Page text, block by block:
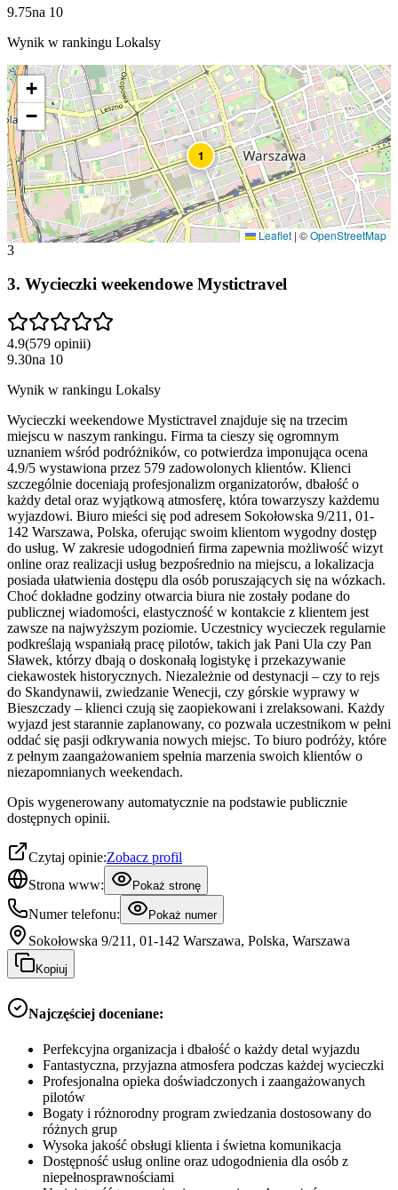
9.75na 10
Wynik w rankingu Lokalsy
1
+
−
Leaflet | ©OpenStreetMap
3
3. Wycieczki weekendowe Mystictravel
4.9(579 opinii)
9.30na 10
Wynik w rankingu Lokalsy
Wycieczki weekendowe Mystictravel znajduje się na trzecim
miejscu w naszym rankingu. Firma ta cieszy się ogromnym
uznaniem wśród podróżników, co potwierdza imponująca ocena
4.9/5 wystawiona przez 579 zadowolonych klientów. Klienci
szczególnie doceniają profesjonalizm organizatorów, dbałość o
każdy detal oraz wyjątkową atmosferę, która towarzyszy każdemu
wyjazdowi. Biuro mieści się pod adresem Sokołowska 9/211, 01-
142 Warszawa, Polska, oferując swoim klientom wygodny dostęp
do usług. W zakresie udogodnień firma zapewnia możliwość wizyt
online oraz realizacji usług bezpośrednio na miejscu, a lokalizacja
posiada ułatwienia dostępu dla osób poruszających się na wózkach.
Choć dokładne godziny otwarcia biura nie zostały podane do
publicznej wiadomości, elastyczność w kontakcie z klientem jest
zawsze na najwyższym poziomie. Uczestnicy wycieczek regularnie
podkreślają wspaniałą pracę pilotów, takich jak Pani Ula czy Pan
Sławek, którzy dbają o doskonałą logistykę i przekazywanie
ciekawostek historycznych. Niezależnie od destynacji – czy to rejs
do Skandynawii, zwiedzanie Wenecji, czy górskie wyprawy w
Bieszczady – klienci czują się zaopiekowani i zrelaksowani. Każdy
wyjazd jest starannie zaplanowany, co pozwala uczestnikom w pełni
oddać się pasji odkrywania nowych miejsc. To biuro podróży, które
z pełnym zaangażowaniem spełnia marzenia swoich klientów o
niezapomnianych weekendach.
Opis wygenerowany automatycznie na podstawie publicznie
dostępnych opinii.
Czytaj opinie:Zobacz profil
Strona www:
Pokaż stronę
Numer telefonu: Pokaż numer
Sokołowska 9/211, 01-142 Warszawa, Polska, Warszawa
Kopiuj
Najczęściej doceniane:
Perfekcyjna organizacja i dbałość o każdy detal wyjazdu
Fantastyczna, przyjazna atmosfera podczas każdej wycieczki
Profesjonalna opieka doświadczonych i zaangażowanych
pilotów
Bogaty i różnorodny program zwiedzania dostosowany do
różnych grup
Wysoka jakość obsługi klienta i świetna komunikacja
Dostępność usług online oraz udogodnienia dla osób z
niepełnosprawnościami